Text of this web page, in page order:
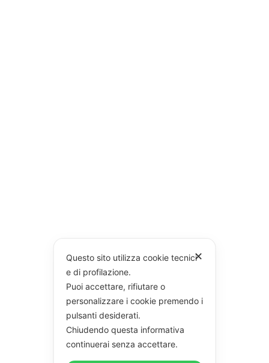
✕
Questo sito utilizza cookie tecnici
e di profilazione.
Puoi accettare, rifiutare o
personalizzare i cookie premendo i
pulsanti desiderati.
Chiudendo questa informativa
continuerai senza accettare.